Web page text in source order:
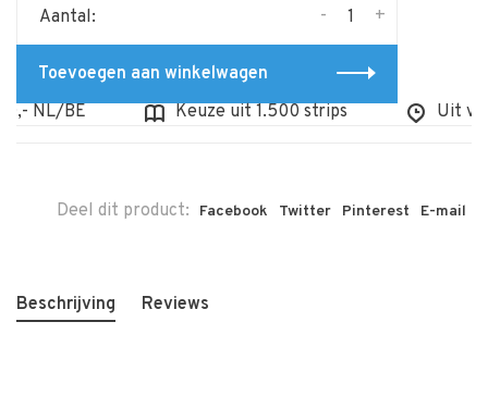
Aantal: +
-
Toevoegen aan winkelwagen
NL/BE
Keuze uit 1.500 strips Uit
Deel dit product: Facebook Twitter Pinterest E-mail
Beschrijving Reviews